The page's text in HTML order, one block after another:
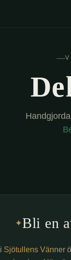
―
✦Bli en
Sjötullens Vänner